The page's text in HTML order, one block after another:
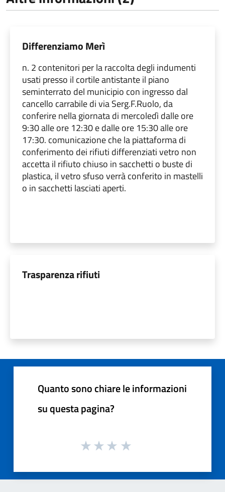
Differenziamo Merì
n. 2 contenitori per la raccolta degli indumenti
usati presso il cortile antistante il piano
seminterrato del municipio con ingresso dal
cancello carrabile di via Serg.F.Ruolo, da
conferire nella giornata di mercoledì dalle ore
9:30 alle ore 12:30 e dalle ore 15:30 alle ore
17:30. comunicazione che la piattaforma di
conferimento dei rifiuti differenziati vetro non
accetta il rifiuto chiuso in sacchetti o buste di
plastica, il vetro sfuso verrà conferito in mastelli
o in sacchetti lasciati aperti.
Trasparenza rifiuti
Quanto sono chiare le informazioni
su questa pagina?